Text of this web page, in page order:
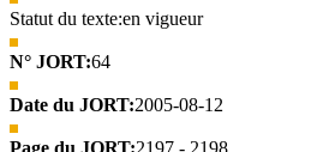
Statut du texte:en vigueur
N° JORT:64
Date du JORT:2005-08-12
Page du JORT:2197 - 2198